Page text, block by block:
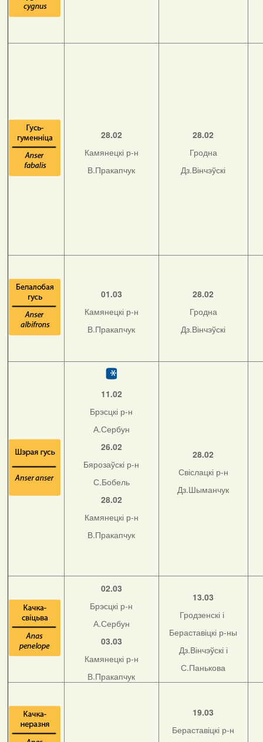
28.02
Камянецкі р-н
В.Пракапчук
28.02
Гродна
Дз.Вінчэўскі
01.03
Камянецкі р-н
В.Пракапчук
28.02
Гродна
Дз.Вінчэўскі
11.02
Брэсцкі р-н
А.Сербун
26.02
Бярозаўскі р-н
С.Бобель
28.02
Камянецкі р-н
В.Пракапчук
28.02
Свіслацкі р-н
Дз.Шыманчук
02.03
Брэсцкі р-н
А.Сербун
03.03
Камянецкі р-н
В.Пракапчук
13.03
Гродзенскі і
Бераставіцкі р-ны
Дз.Вінчэўскі і
С.Панькова
19.03
Бераставіцкі р-н